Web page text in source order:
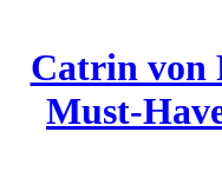
Catrin von
Must-